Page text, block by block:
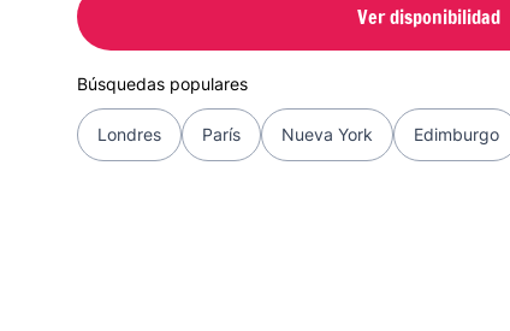
Ver disponibilidad
Búsquedas populares
Londres París Nueva York Edimburgo